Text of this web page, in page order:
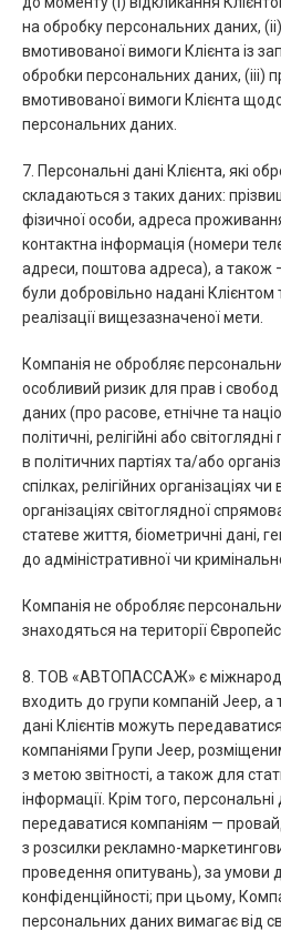
на обробку персональних даних,
вмотивованої вимоги Клієнта із
обробки персональних даних, (ііі)
вмотивованої вимоги Клієнта
персональних даних.
7. Персональні дані Клієнта, які
складаються з таких даних:
фізичної особи, адреса
контактна інформація (номери
адреси, поштова адреса), а також —
були добровільно надані Клієнтом
реалізації вищезазначеної мети.
Компанія не обробляє
особливий ризик для прав і свобод
даних (про расове, етнічне та
політичні, релігійні або
в політичних партіях та/або
спілках, релігійних організаціях
організаціях світоглядної
статеве життя, біометричні дані,
до адміністративної чи
Компанія не обробляє
знаходяться на території
8. ТОВ «АВТОПАССАЖ» є
входить до групи компаній Jeep, а
дані Клієнтів можуть
компаніями Групи Jeep,
з метою звітності, а також для
інформації. Крім того, персональні
передаватися компаніям —
з розсилки рекламно-
проведення опитувань), за умови
конфіденційності; при цьому,
персональних даних вимагає від